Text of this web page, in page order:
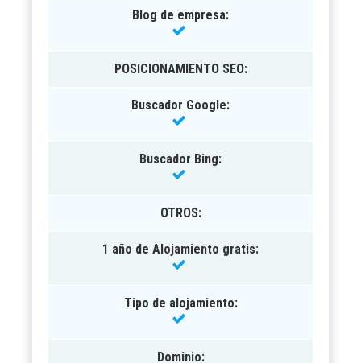
Blog de empresa:
POSICIONAMIENTO SEO:
Buscador Google:
Buscador Bing:
OTROS:
1 año de Alojamiento gratis:
Tipo de alojamiento:
Dominio: